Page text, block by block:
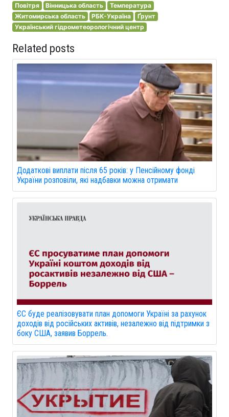
Повітря Вінницька область
Температура
Житомирська область
РБК-Україна
Ґрунт
Український гідрометеорологічний центр
Related posts
Додаткові виплати після 65 років: у Пенсійному фонді
України розповіли, які надбавки можна отримати
ЄС буде реалізовувати план допомоги Україні за рахунок
доходів від російських активів, незалежно від підтримки з
боку США, заявив Боррель.